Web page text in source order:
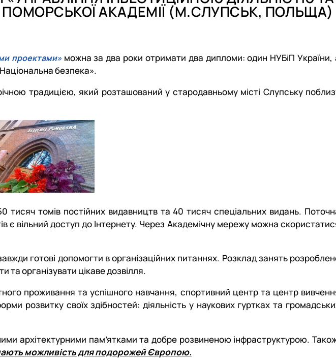
навчальній, науковій, виробничій та інноваційній сферах
досліджень аспірантів (здобувачів) кафедри
АКАДЕМІЇ (М.СЛУПСЬК, ПОЛЬЩА)
проектами»можна за два роки отримати два дипломи: один НУБіП України,
безпека».
традицією, який розташований у стародавньому місті Слупську
тисяч томів постійних видавництв та 40 тисяч спеціальних видань.
є вільний доступ до Інтернету. Через Академічну мережу можна
готові допомогти в організаційних питаннях. Розклад занять
організувати цікаве дозвілля.
проживання та успішного навчання, спортивний центр та центр
розвитку своїх здібностей: діяльність у наукових гуртках та
архітектурними пам’ятками та добре розвиненою інфраструктурою.
можливість для подорожей Європою.